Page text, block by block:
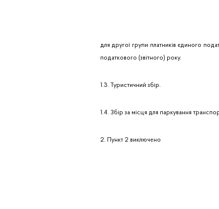
для другої групи платників єдиного
податкового (звітного) року.
1.3. Туристичний збір.
1.4. Збір за місця для паркування
2. Пункт 2 виключено